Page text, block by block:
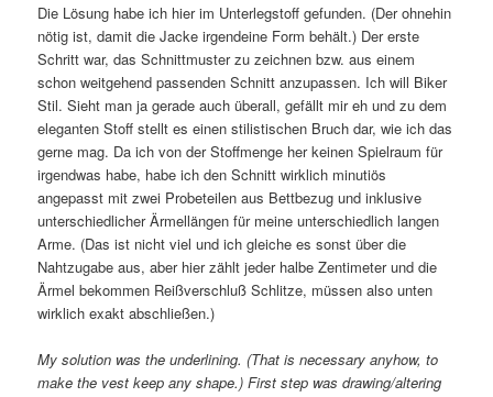
Die Lösung habe ich hier im Unterlegstoff gefunden. (Der ohnehin
nötig ist, damit die Jacke irgendeine Form behält.) Der erste
Schritt war, das Schnittmuster zu zeichnen bzw. aus einem
schon weitgehend passenden Schnitt anzupassen. Ich will Biker
Stil. Sieht man ja gerade auch überall, gefällt mir eh und zu dem
eleganten Stoff stellt es einen stilistischen Bruch dar, wie ich das
gerne mag. Da ich von der Stoffmenge her keinen Spielraum für
irgendwas habe, habe ich den Schnitt wirklich minutiös
angepasst mit zwei Probeteilen aus Bettbezug und inklusive
unterschiedlicher Ärmellängen für meine unterschiedlich langen
Arme. (Das ist nicht viel und ich gleiche es sonst über die
Nahtzugabe aus, aber hier zählt jeder halbe Zentimeter und die
Ärmel bekommen Reißverschluß Schlitze, müssen also unten
wirklich exakt abschließen.)
My solution was the underlining. (That is necessary anyhow, to
make the vest keep any shape.) First step was drawing/altering